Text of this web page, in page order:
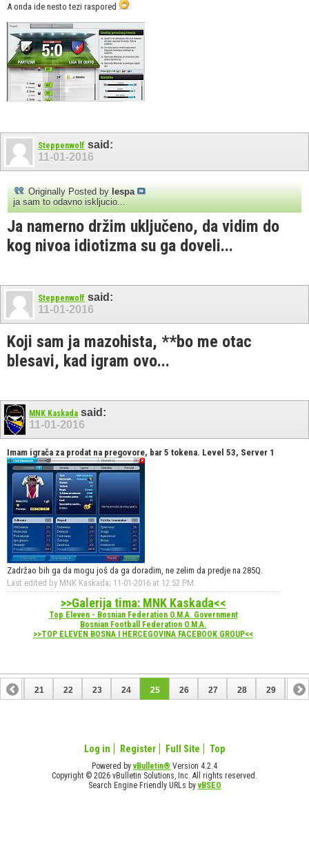
A onda ide nesto tezi raspored
Steppenwolf said:
11-01-2016
Originally Posted by lespa
ja sam to odavno iskljucio...
Ja namerno držim uključeno, da vidim do
kog nivoa idiotizma su ga doveli...
Steppenwolf said:
11-01-2016
Koji sam ja mazohista, **bo me otac
blesavi, kad igram ovo...
MNK Kaskada said:
11-01-2016
Imam igrača za prodat na pregovore, bar 5 tokena. Level 53, Server 1
Zadržao bih ga da mogu još da ga doradim, ne zelim da predje na 285Q.
Last edited by MNK Kaskada; 11-01-2016 at 12:52 PM.
>>Galerija tima: MNK Kaskada<<
Top Eleven - Bosnian Federation O.M.A. Government
Bosnian Football Federation O.M.A.
>>TOP ELEVEN BOSNA I HERCEGOVINA FACEBOOK GROUP<<
20 21 22 23 24 25 26 27 28 29 30
Log in Register Full Site Top
Powered byvBulletin® Version 4.2.4
Copyright © 2026 vBulletin Solutions, Inc. All rights reserved.
Search Engine Friendly URLs byvBSEO